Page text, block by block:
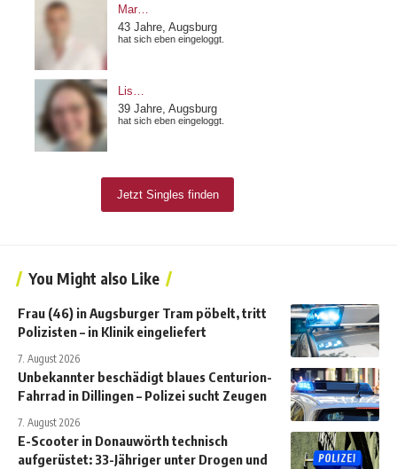
You Might also Like
Frau (46) in Augsburger Tram pöbelt, tritt
Polizisten – in Klinik eingeliefert
7. August 2026
Unbekannter beschädigt blaues Centurion-
Fahrrad in Dillingen – Polizei sucht Zeugen
7. August 2026
E-Scooter in Donauwörth technisch
aufgerüstet: 33-Jähriger unter Drogen und